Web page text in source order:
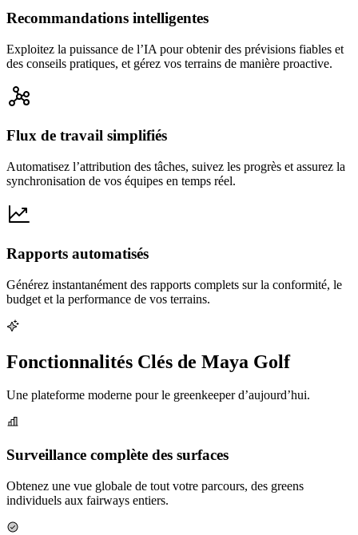
Recommandations intelligentes
Exploitez la puissance de l’IA pour obtenir des prévisions fiables et
des conseils pratiques, et gérez vos terrains de manière proactive.
Flux de travail simplifiés
Automatisez l’attribution des tâches, suivez les progrès et assurez la
synchronisation de vos équipes en temps réel.
Rapports automatisés
Générez instantanément des rapports complets sur la conformité, le
budget et la performance de vos terrains.
Fonctionnalités Clés de Maya Golf
Une plateforme moderne pour le greenkeeper d’aujourd’hui.
Surveillance complète des surfaces
Obtenez une vue globale de tout votre parcours, des greens
individuels aux fairways entiers.